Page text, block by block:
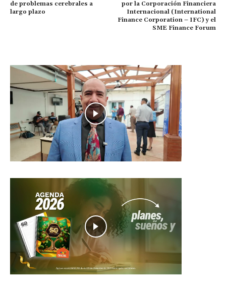
de problemas cerebrales a
largo plazo
por la Corporación Financiera
Internacional (International
Finance Corporation – IFC) y el
SME Finance Forum